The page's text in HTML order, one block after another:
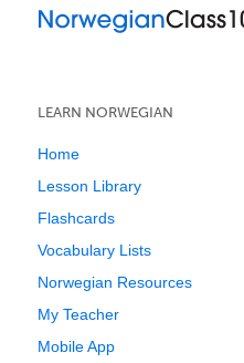
LEARN NORWEGIAN
Home
Lesson Library
Flashcards
Vocabulary Lists
Norwegian Resources
My Teacher
Mobile App